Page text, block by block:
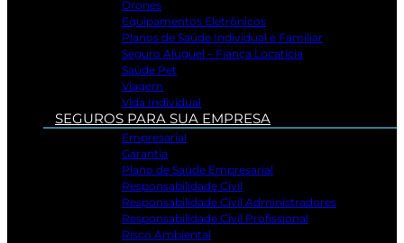
Drones
Equipamentos Eletrônicos
Planos de Saúde Individual e Familiar
Seguro Aluguel – Fiança Locatícia
Saúde Pet
Viagem
Vida Individual
SEGUROS PARA SUA EMPRESA
Empresarial
Garantia
Plano de Saúde Empresarial
Responsabilidade Civil
Responsabilidade Civil Administradores
Responsabilidade Civil Profissional
Risco Ambiental